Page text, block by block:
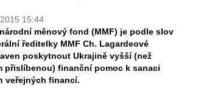
15:44
měnový fond (MMF) je podle slov
ředitelky MMF Ch. Lagardeové
poskytnout Ukrajině vyšší (než
přislíbenou) finanční pomoc k sanaci
veřejných financí.